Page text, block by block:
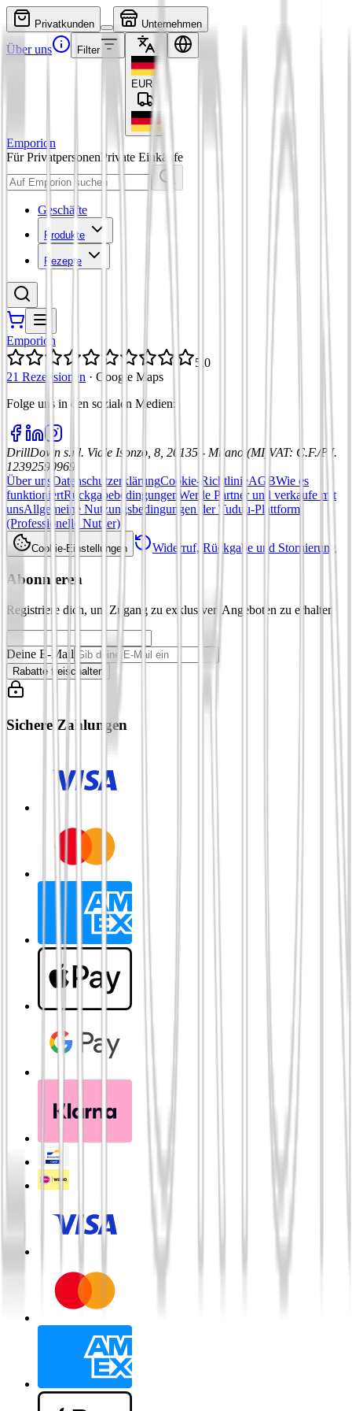
Privatkunden Unternehmen
Über uns Filter
EUR
Emporion
Für PrivatpersonenPrivate Einkäufe
Geschäfte
Produkte
Rezepte
Emporion
5,0
21 Rezensionen · Google Maps
Folge uns in den sozialen Medien:
DrillDown s.r.l. Viale Isonzo, 8, 20135 - Milano (MI) VAT: C.F./P.I.
12392590969
Über uns DatenschutzerklärungCookie-RichtlinieAGBWie es
funktioniertRückgabebedingungen Werde Partner und verkaufe mit
unsAllgemeine Nutzungsbedingungen der Tuduu-Plattform
(Professionelle Nutzer)
Cookie-Einstellungen Widerruf, Rückgabe und Stornierung
Abonnieren
Registriere dich, um Zugang zu exklusiven Angeboten zu erhalten
Deine E-Mail
Rabatte freischalten
Sichere Zahlungen